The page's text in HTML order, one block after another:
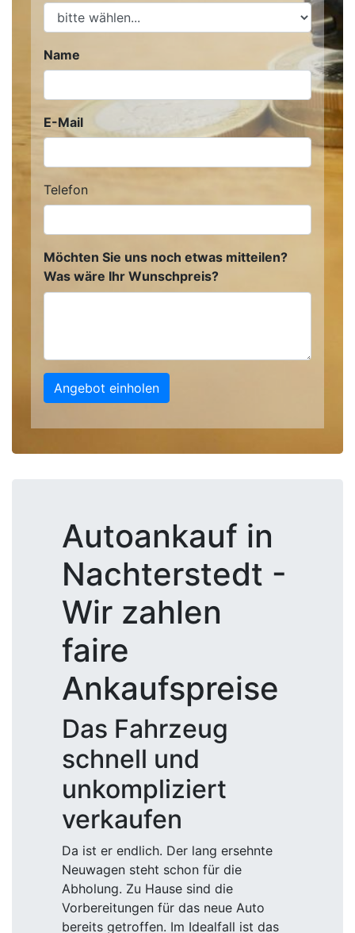
Name
E-Mail
Telefon
Möchten Sie uns noch etwas mitteilen?
Was wäre Ihr Wunschpreis?
Angebot einholen
Autoankauf in
Nachterstedt -
Wir zahlen
faire
Ankaufspreise
Das Fahrzeug
schnell und
unkompliziert
verkaufen
Da ist er endlich. Der lang ersehnte
Neuwagen steht schon für die
Abholung. Zu Hause sind die
Vorbereitungen für das neue Auto
bereits getroffen. Im Idealfall ist das